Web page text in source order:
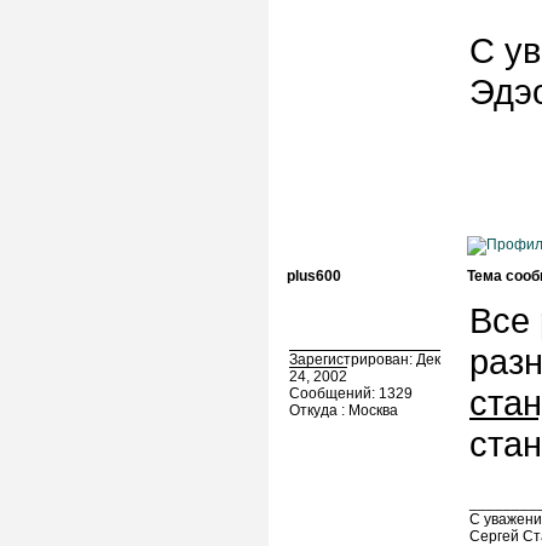
С
plus600 Тема
Зарегистрирован: Дек
24, 2002
Сообщений: 1329
Откуда : Москва
Все
С
Сергей